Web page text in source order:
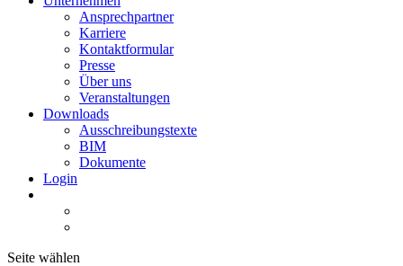
Ansprechpartner
Karriere
Kontaktformular
Presse
Über uns
Veranstaltungen
Downloads
Ausschreibungstexte
BIM
Dokumente
Login
Seite wählen